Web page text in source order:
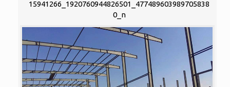
15941266_1920760944826501_477489603989705838
0_n